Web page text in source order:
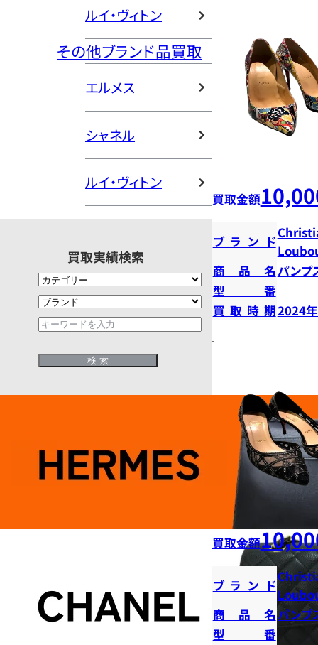
ルイ・ヴィトン
その他ブランド品買取
エルメス
シャネル
ルイ・ヴィトン
買取実績検索
買取金額
ブランド
商品名パンプ
型番
買取時期2024
買取金額
ブランド
商品名パンプ
型番